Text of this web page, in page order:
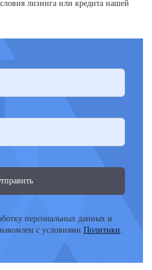
лизинга или кредита нашей
персональных данных и
с условиями Политики.